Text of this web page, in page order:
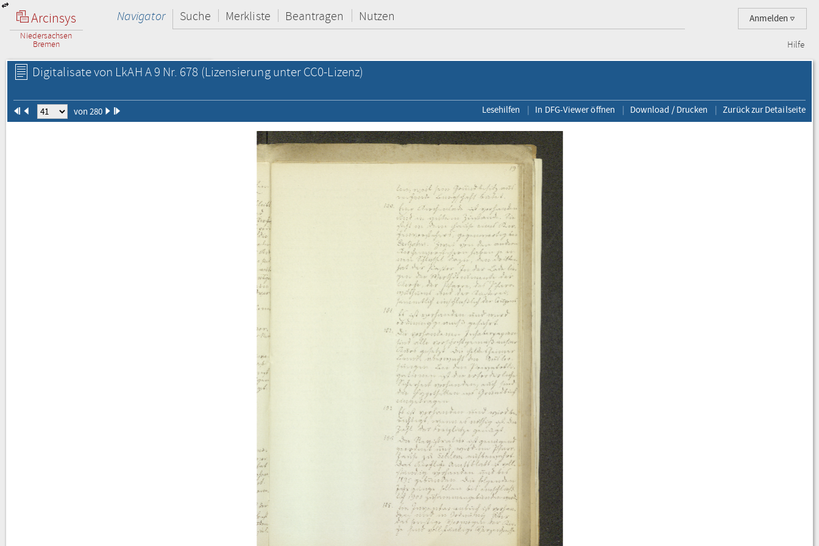
Arcinsys
Niedersachsen
Bremen
Anmelden
Navigator Suche Merkliste Beantragen Nutzen
Hilfe
Digitalisate von LkAH A 9 Nr. 678 (Lizensierung unter CC0-Lizenz)
von 280 Lesehilfen In DFG-Viewer öffnen Download / Drucken Zurück zur Detailseite